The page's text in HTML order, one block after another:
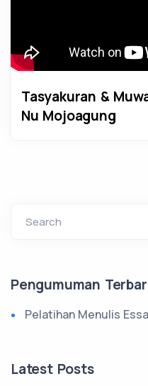
Tasyakuran &
Nu Mojoagung
Search
Pengumuman
Pelatihan Menulis
Latest Posts